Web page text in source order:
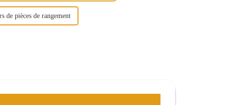
de pièces de rangement